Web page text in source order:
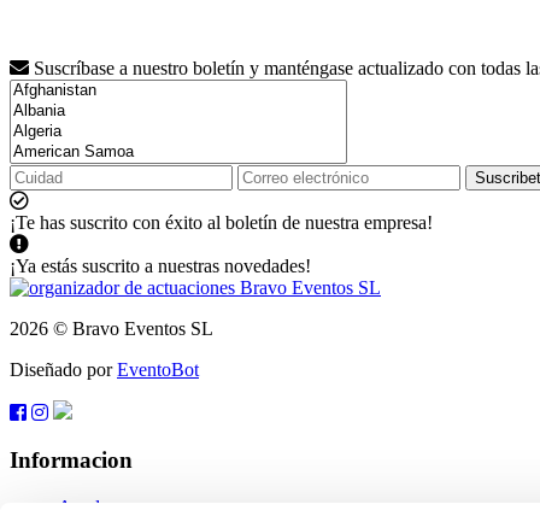
Suscríbase a nuestro boletín y manténgase actualizado con todas
¡Te has suscrito con éxito al boletín de nuestra empresa!
¡Ya estás suscrito a nuestras novedades!
2026 © Bravo Eventos SL
Diseñado porEventoBot
Informacion